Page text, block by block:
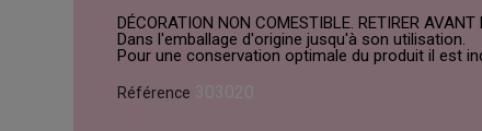
DÉCORATION NON COMESTIBLE. RETIRER
Dans l'emballage d'origine jusqu'à son utilisation.
Pour une conservation optimale du produit il est
Référence